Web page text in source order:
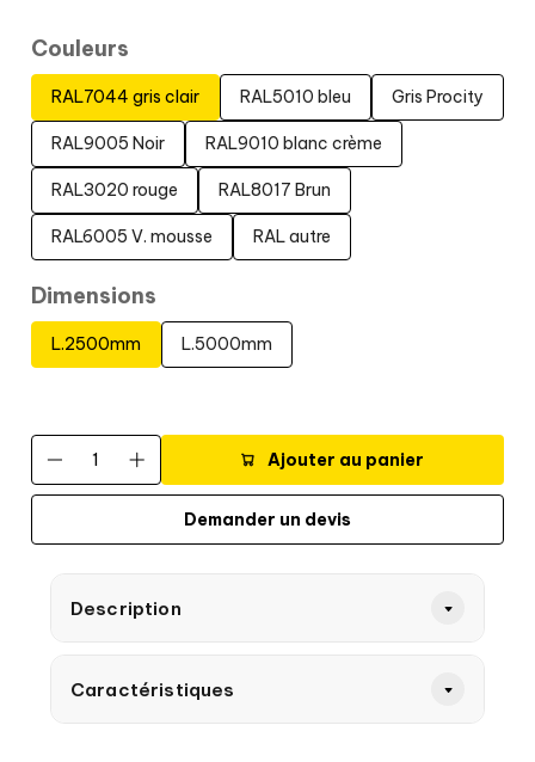
Couleurs
RAL7044 gris clair RAL5010 bleu Gris Procity
RAL9005 Noir RAL9010 blanc crème
RAL3020 rouge RAL8017 Brun
RAL6005 V. mousse RAL autre
Dimensions
L.2500mm L.5000mm
Ajouter au panier
Demander un devis
Description
Caractéristiques